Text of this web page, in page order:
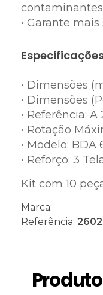
• Garante
• Dimensões
• Dimensões
• Referência: A
• Rotação
• Modelo: BDA
• Reforço: 3
Kit com 10
Marca:
Referência: